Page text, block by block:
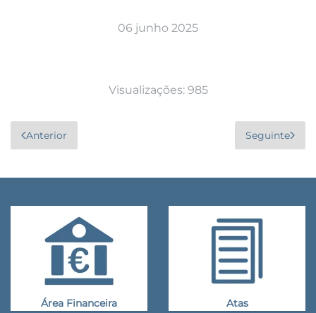
06 junho 2025
Visualizações: 985
Anterior Seguinte
Área Financeira Atas